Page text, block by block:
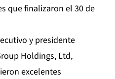
que finalizaron el 30 de
y presidente
Holdings, Ltd,
excelentes